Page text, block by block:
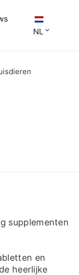
NL
supplementen
en
heerlijke